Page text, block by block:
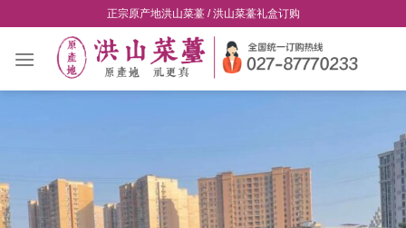
content
正宗原产地洪山菜薹 / 洪山菜薹礼盒订购